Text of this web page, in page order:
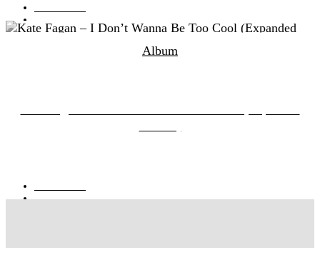
Album
vonPatricia